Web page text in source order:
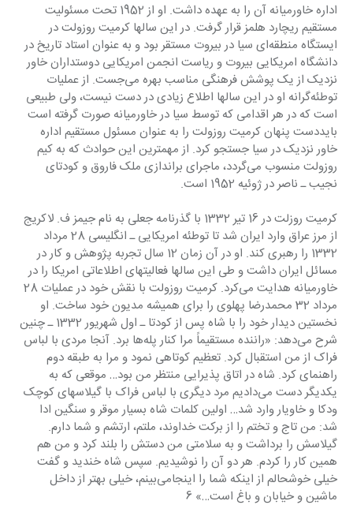
اداره خاورمیانه آن را به عهده داشت. او از 1952 تحت مسئولیت
مستقیم ریچارد هلمز قرار گرفت. در این سالها کرمیت روزولت در
ایستگاه منطقه‌ای سیا در بیروت مستقر بود و به عنوان استاد تاریخ در
دانشگاه امریکایی بیروت و ریاست انجمن امریکایی دوستداران خاور
نزدیک از یک پوشش فرهنگی مناسب بهره می‌جست. از عملیات
توطئه‌گرانه او در این سالها اطلاع زیادی در دست نیست، ولی طبیعی
است که در هر اقدامی که توسط سیا در خاورمیانه صورت گرفته است
بایددست پنهان کرمیت روزولت را به عنوان مسئول مستقیم اداره
خاور نزدیک در سیا جستجو کرد. از مهمترین این حوادث که به کیم
روزولت منسوب می‌گردد، ماجرای براندازی ملک فاروق و کودتای
نجیب ـ ناصر در ژوئیه 1952 است.
کرمیت روزلت در 16 تیر 1332 با گذرنامه جعلی به نام جیمز ف. لاکریج
از مرز عراق وارد ایران شد تا توطئه امریکایی ـ انگلیسی 28 مرداد
1332 را رهبری کند. او در آن زمان 12 سال تجربه پژوهش و کار در
مسائل ایران داشت و طی این سالها فعالیتهای اطلاعاتی امریکا را در
مرداد 32 محمد‌رضا پهلوی را برای همیشه مدیون خود ساخت. او
نخستین دیدار خود را با شاه پس از کودتا ـ اول شهریور 1332 ـ چنین
شرح می‌دهد: «راننده مستقیماً مرا کنار پله‌ها برد. آنجا مردی با لباس
فراک از من استقبال کرد. تعظیم کوتاهی نمود و مرا به طبقه دوم
راهنمای کرد. شاه در اتاق پذیرایی منتظر من بود… موقعی که به
یکدیگر دست می‌دادیم مرد دیگری با لباس فراک با گیلاسهای کوچک
ودکا و خاویار وارد شد… اولین کلمات شاه بسیار موقر و سنگین ادا
شد: من تاج و تختم را از برکت خداوند، ملتم، ارتشم و شما دارم.
گیلاسش را برداشت و به سلامتی من دستش را بلند کرد و من هم
همین کار را کردم. هر دو آن را نوشیدیم. سپس شاه خندید و گفت
خیلی خوشحالم از اینکه شما را اینجامی‌بینم، خیلی بهتر از داخل
ماشین و خیابان و باغ است…» 6